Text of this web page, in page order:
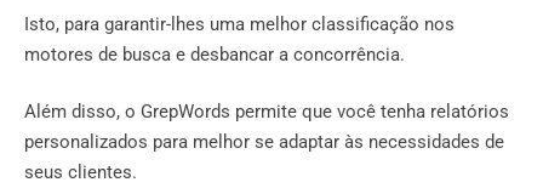
Isto, para garantir-lhes uma melhor classificação nos
motores de busca e desbancar a concorrência.
Além disso, o GrepWords permite que você tenha relatórios
personalizados para melhor se adaptar às necessidades de
seus clientes.